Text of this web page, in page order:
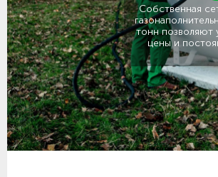
Собственная
тонн позволяют
цены и